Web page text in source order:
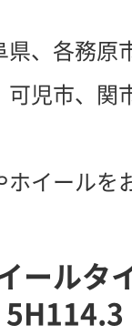
県、各務原
可児市、関
ホイールを
イール